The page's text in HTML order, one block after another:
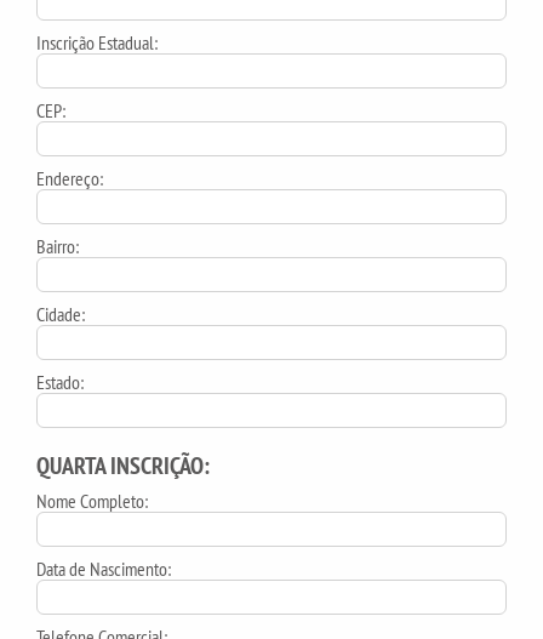
Inscrição Estadual:
CEP:
Endereço:
Bairro:
Cidade:
Estado:
QUARTA INSCRIÇÃO:
Nome Completo:
Data de Nascimento: